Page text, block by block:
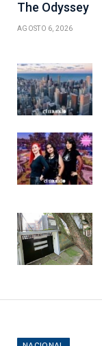
The Odyssey
AGOSTO 6, 2026